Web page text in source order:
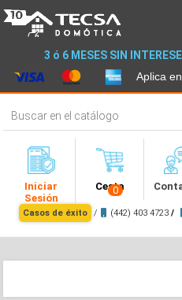
3 ó 6 MESES SIN
Aplica
Iniciar
Sesión
Cesta
0
Casos de éxito / (442) 403 4723 /